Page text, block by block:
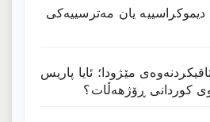
یان مەترسییەکی
مێژودا؛ ئایا پاریس
کوردانی ڕۆژھەڵات؟